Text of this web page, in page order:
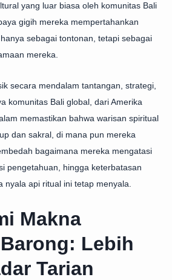
yang luar biasa oleh komunitas Bali
gigih mereka mempertahankan
sebagai tontonan, tetapi sebagai
mereka.
secara mendalam tantangan, strategi,
komunitas Bali global, dari Amerika
memastikan bahwa warisan spiritual
dan sakral, di mana pun mereka
bagaimana mereka mengatasi
pengetahuan, hingga keterbatasan
nyala api ritual ini tetap menyala.
Makna
Lebih
Tarian